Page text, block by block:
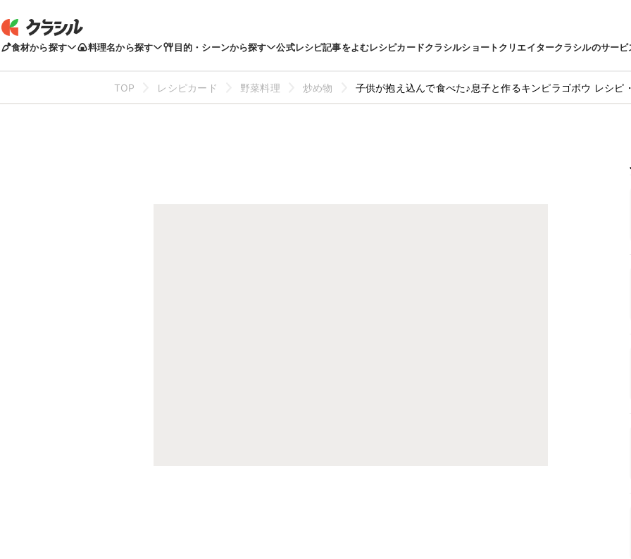
食材から探す 料理名から探す 目的・シーンから探す 公式レシピ記事をよむレシピカードクラシルショートクリエイタークラシルのサービ
TOP レシピカード 野菜料理 炒め物 子供が抱え込んで食べた♪息子と作るキンピラゴボウ レシピ